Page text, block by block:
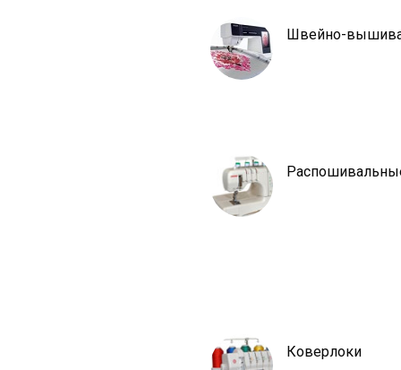
Швейно-
Коверлоки